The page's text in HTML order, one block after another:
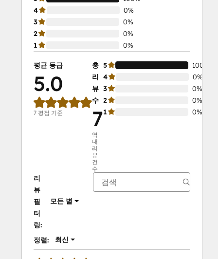
4
0%
3
0%
2
0%
1
0%
평균 등급
5.0
7 평점 기준
총
리
뷰
수
7
역
대
리
뷰
건
수
5
100%
4
0%
3
0%
2
0%
1
0%
리
뷰
필
터
링:
모든 별
정렬: 최신